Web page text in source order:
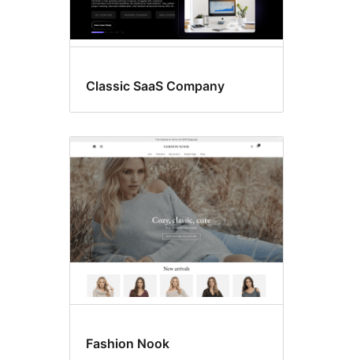
Classic SaaS Company
Fashion Nook